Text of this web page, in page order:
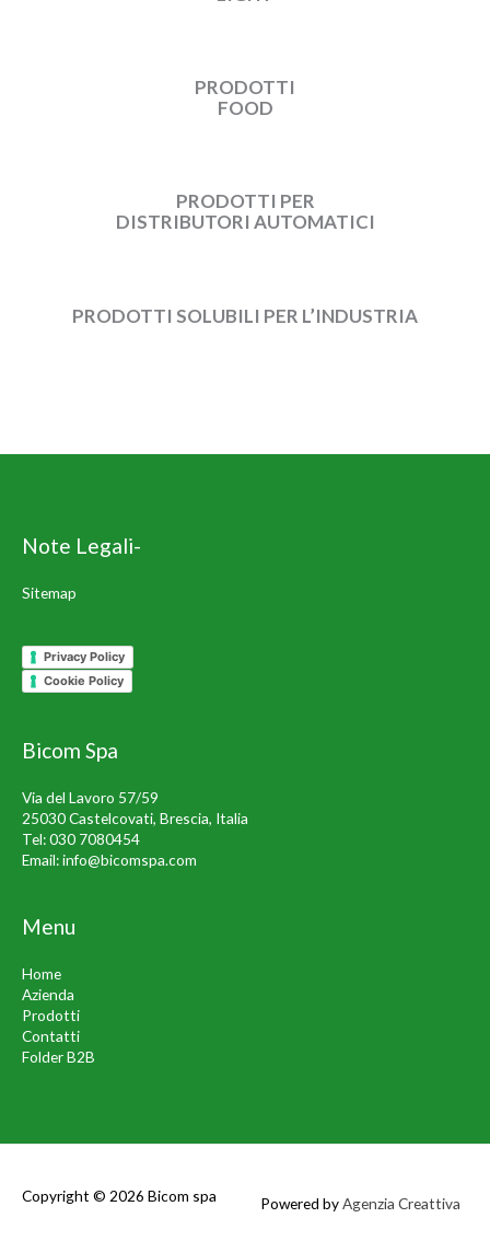
PRODOTTI
FOOD
PRODOTTI PER
DISTRIBUTORI AUTOMATICI
PRODOTTI SOLUBILI PER L’INDUSTRIA
Note Legali-
Sitemap
Privacy Policy
Cookie Policy
Bicom Spa
Via del Lavoro 57/59
25030 Castelcovati, Brescia, Italia
Tel:030 7080454
Email:info@bicomspa.com
Menu
Home
Azienda
Prodotti
Contatti
Folder B2B
Copyright © 2026 Bicom spa Powered byAgenzia Creattiva